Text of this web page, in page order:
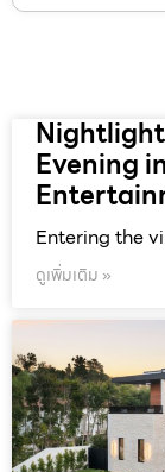
Evening
Entering the
ดูเพิ่มเติม »